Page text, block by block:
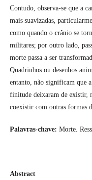
Contudo, observa-se que a
mais suavizadas,
como quando o crânio se
militares; por outro lado,
morte passa a ser
Quadrinhos ou desenhos
entanto, não significam que
finitude deixaram de existir,
coexistir com outras formas
Palavras-chave: Morte.
Abstract